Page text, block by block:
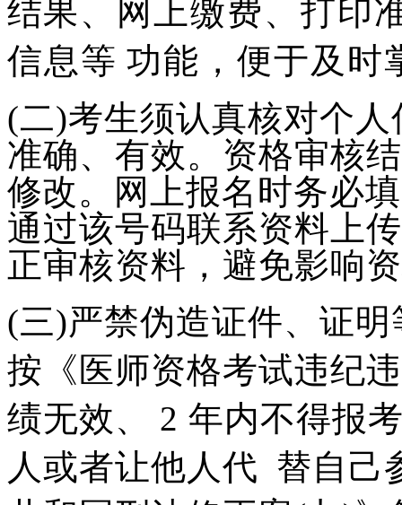
结果、网上缴费、打印
信息等 功能，便于及时
(二)考生须认真核对个
准确、有效。资格审核
修改。网上报名时务必
通过该号码联系资料上
正审核资料，避免影响
(三)严禁伪造证件、证
按《医师资格考试违纪
绩无效、
2 年内不得报
人或者让他人代 替自己